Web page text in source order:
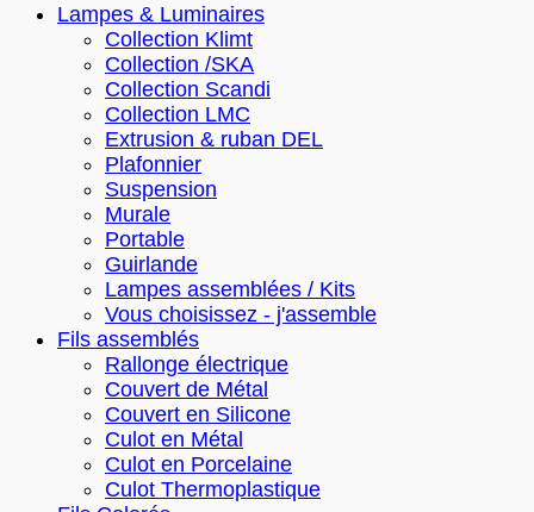
Lampes & Luminaires
Collection Klimt
Collection /SKA
Collection Scandi
Collection LMC
Extrusion & ruban DEL
Plafonnier
Suspension
Murale
Portable
Guirlande
Lampes assemblées / Kits
Vous choisissez - j'assemble
Fils assemblés
Rallonge électrique
Couvert de Métal
Couvert en Silicone
Culot en Métal
Culot en Porcelaine
Culot Thermoplastique